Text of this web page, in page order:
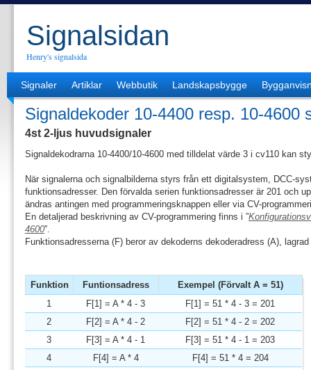
Signalsidan
Henry's signalsida
Signaler Artiklar Webbutik Landskapsbygge
Signaldekoder 10-4400 resp. 10-4600
4st 2-ljus huvudsignaler
Signaldekodrarna 10-4400/10-4600 med tilldelat värde 3 i cv110 kan
När signalerna och signalbilderna styrs från ett digitalsystem, DCC-
funktionsadresser. Den förvalda serien funktionsadresser är 201 och
ändras antingen med programmeringsknappen eller via CV-
En detaljerad beskrivning av CV-programmering finns i ”
4600”.
Funktionsadresserna (F) beror av dekoderns dekoderadress (A),
Funktion Funtionsadress
Exempel (Förvalt A = 51)
1
F[1] = A * 4 - 3
F[1] = 51 * 4 - 3 = 201
2
F[2] = A * 4 - 2
F[2] = 51 * 4 - 2 = 202
3
F[3] = A * 4 - 1
F[3] = 51 * 4 - 1 = 203
4
F[4] = A * 4
F[4] = 51 * 4 = 204